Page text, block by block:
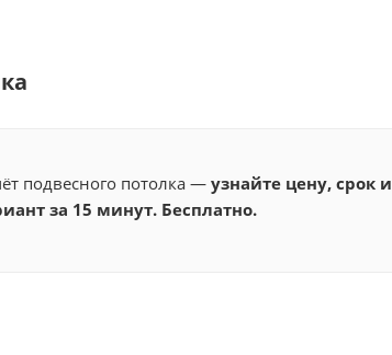
подвесного потолка —узнайте цену, срок и
за 15 минут. Бесплатно.